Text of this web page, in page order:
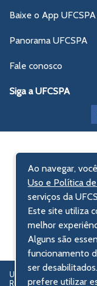
Baixe o App UFCSPA
Panorama UFCSPA
Fale conosco
Siga a UFCSPA
UFCSPA – Universidade
Rua Sarmento Leite, 245
Ao navegar,
Uso e Política
serviços da
Este site utiliza
melhor
Alguns são
funcionamento
ser
prefere utilizar